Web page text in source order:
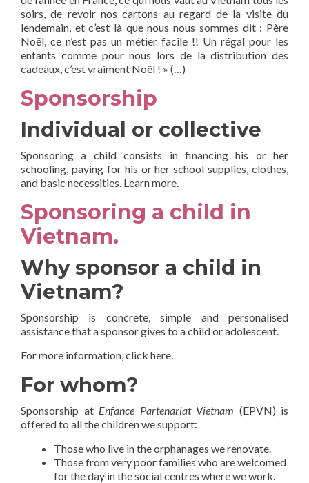
soirs, de revoir nos cartons au regard de la visite du
lendemain, et c’est là que nous nous sommes dit : Père
Noël, ce n’est pas un métier facile !! Un régal pour les
enfants comme pour nous lors de la distribution des
cadeaux, c’est vraiment Noël ! » (…)
Sponsorship
Individual or collective
Sponsoring a child consists in financing his or her
schooling, paying for his or her school supplies, clothes,
and basic necessities. Learn more.
Sponsoring a child in
Vietnam.
Why sponsor a child in
Vietnam?
Sponsorship is concrete, simple and personalised
assistance that a sponsor gives to a child or adolescent.
For more information, click here.
For whom?
Sponsorship at Enfance Partenariat Vietnam (EPVN) is
offered to all the children we support:
Those who live in the orphanages we renovate.
Those from very poor families who are welcomed
for the day in the social centres where we work.